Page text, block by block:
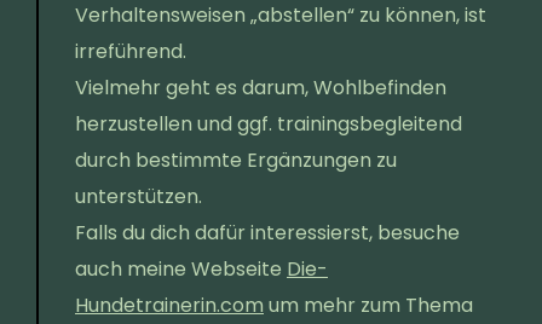
Verhaltensweisen „abstellen“ zu können, ist
irreführend.
Vielmehr geht es darum, Wohlbefinden
herzustellen und ggf. trainingsbegleitend
durch bestimmte Ergänzungen zu
unterstützen.
Falls du dich dafür interessierst, besuche
auch meine Webseite Die-
Hundetrainerin.com um mehr zum Thema